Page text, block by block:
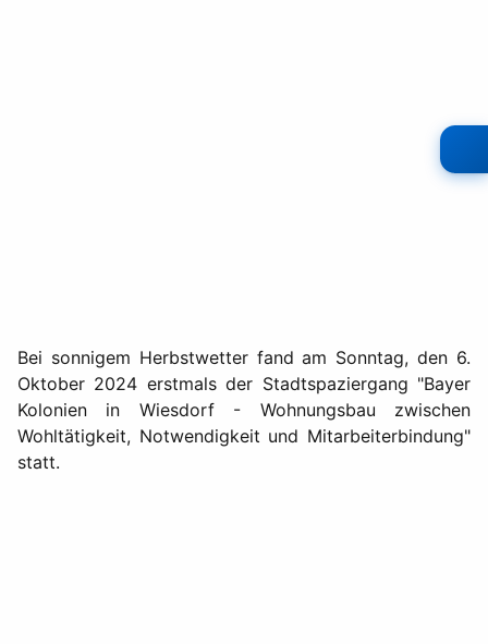
Bei sonnigem Herbstwetter fand am Sonntag, den 6.
Oktober 2024 erstmals der Stadtspaziergang "Bayer
Kolonien in Wiesdorf - Wohnungsbau zwischen
Wohltätigkeit, Notwendigkeit und Mitarbeiterbindung"
statt.